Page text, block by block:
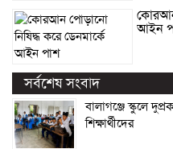
কোরআন
আইন
সর্বশেষ সংবাদ
বালাগঞ্জে স্কুলে
শিক্ষার্থীদের